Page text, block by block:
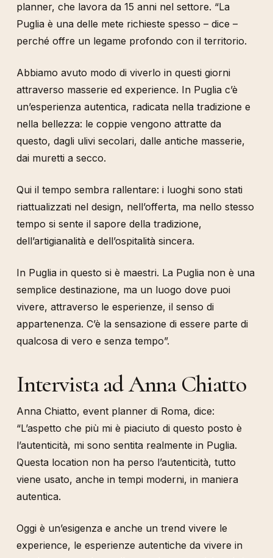
planner, che lavora da 15 anni nel settore. “La
Puglia è una delle mete richieste spesso – dice –
perché offre un legame profondo con il territorio.
Abbiamo avuto modo di viverlo in questi giorni
attraverso masserie ed experience. In Puglia c’è
un’esperienza autentica, radicata nella tradizione e
nella bellezza: le coppie vengono attratte da
questo, dagli ulivi secolari, dalle antiche masserie,
dai muretti a secco.
Qui il tempo sembra rallentare: i luoghi sono stati
riattualizzati nel design, nell’offerta, ma nello stesso
tempo si sente il sapore della tradizione,
dell’artigianalità e dell’ospitalità sincera.
In Puglia in questo si è maestri. La Puglia non è una
semplice destinazione, ma un luogo dove puoi
vivere, attraverso le esperienze, il senso di
appartenenza. C’è la sensazione di essere parte di
qualcosa di vero e senza tempo”.
Intervista ad Anna Chiatto
Anna Chiatto, event planner di Roma, dice:
“L’aspetto che più mi è piaciuto di questo posto è
l’autenticità, mi sono sentita realmente in Puglia.
Questa location non ha perso l’autenticità, tutto
viene usato, anche in tempi moderni, in maniera
autentica.
Oggi è un’esigenza e anche un trend vivere le
experience, le esperienze autentiche da vivere in